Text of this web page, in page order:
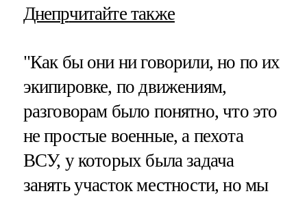
Днепрчитайте также
"Как бы они ни говорили, но по их
экипировке, по движениям,
разговорам было понятно, что это
не простые военные, а пехота
ВСУ, у которых была задача
занять участок местности, но мы